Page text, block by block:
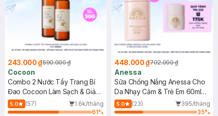
243.000 ₫590.000 ₫
Cocoon
Combo 2 Nước Tẩy Trang Bí
Đao Cocoon Làm Sạch & Giảm
Dầu 500ml
5.0 (57)
1.6k/tháng
61%
448.000 ₫702.000 ₫
Anessa
Sữa Chống Nắng Anessa Cho
Da Nhạy Cảm & Trẻ Em 60ml
(Mới)
5.0 (23)
395/tháng
35%